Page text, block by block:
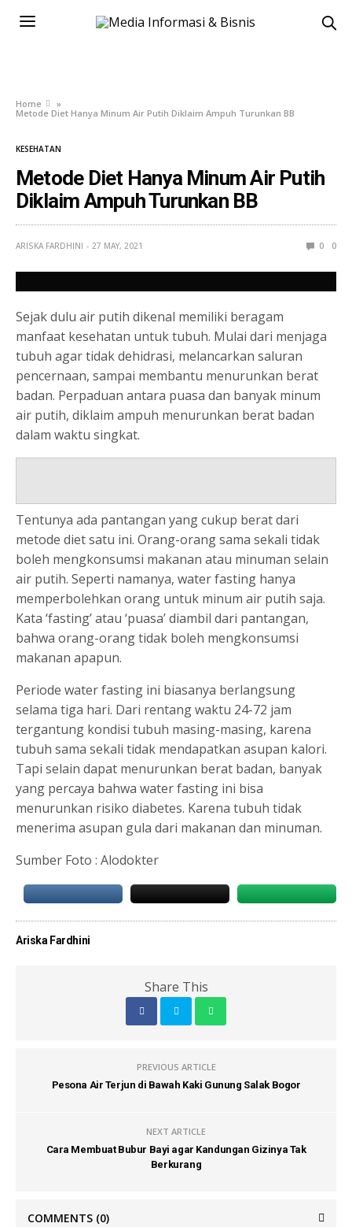
Home
»
Metode Diet Hanya Minum Air Putih Diklaim Ampuh Turunkan BB
KESEHATAN
Metode Diet Hanya Minum Air Putih
Diklaim Ampuh Turunkan BB
ARISKA FARDHINI 27 MAY, 2021 0 0
Sejak dulu air putih dikenal memiliki beragam
manfaat kesehatan untuk tubuh. Mulai dari menjaga
tubuh agar tidak dehidrasi, melancarkan saluran
pencernaan, sampai membantu menurunkan berat
badan. Perpaduan antara puasa dan banyak minum
air putih, diklaim ampuh menurunkan berat badan
dalam waktu singkat.
Tentunya ada pantangan yang cukup berat dari
metode diet satu ini. Orang-orang sama sekali tidak
boleh mengkonsumsi makanan atau minuman selain
air putih. Seperti namanya, water fasting hanya
memperbolehkan orang untuk minum air putih saja.
Kata ‘fasting’ atau ‘puasa’ diambil dari pantangan,
bahwa orang-orang tidak boleh mengkonsumsi
makanan apapun.
Periode water fasting ini biasanya berlangsung
selama tiga hari. Dari rentang waktu 24-72 jam
tergantung kondisi tubuh masing-masing, karena
tubuh sama sekali tidak mendapatkan asupan kalori.
Tapi selain dapat menurunkan berat badan, banyak
yang percaya bahwa water fasting ini bisa
menurunkan risiko diabetes. Karena tubuh tidak
menerima asupan gula dari makanan dan minuman.
Sumber Foto : Alodokter
Ariska Fardhini
Share This
PREVIOUS ARTICLE
Pesona Air Terjun di Bawah Kaki Gunung Salak Bogor
NEXT ARTICLE
Cara Membuat Bubur Bayi agar Kandungan Gizinya Tak
Berkurang
COMMENTS (0)